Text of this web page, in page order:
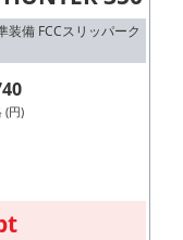
備 FCCスリッパーク
(円)